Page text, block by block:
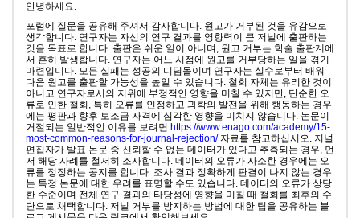
안녕하세요.
포럼에 질문을 공유해 주셔서 감사합니다. 원고가 거부된 것을 유감으로
생각합니다. 연구자는 자신의 연구 결과를 영향력이 큰 저널에 출판하는
것을 목표로 합니다. 출판은 쉬운 일이 아니며, 원고 거부는 학술 출판계에
서 흔히 발생합니다. 연구자는 어느 시점에 원고를 거부당하는 일을 겪기
마련입니다. 모든 실패는 성공의 디딤돌이며 연구자는 실수로부터 배워
다음 원고를 출판할 가능성을 높일 수 있습니다. 철회 자체는 유리한 것이
아니고 연구자로서의 지위에 부정적인 영향을 미칠 수 있지만, 단순한 오
류로 인한 철회, 특히 오류를 인정하고 과학의 발전을 위해 행동하는 경우
에는 평판과 향후 보조금 자격에 심각한 영향을 미치지 않습니다. 논문이
거절되는 일반적인 이유를 보려면 https://www.enago.com/academy/15-
most-common-reasons-for-journal-rejection/자료를 참고하십시오. 저널
편집자가 발표 논문 중 신뢰할 수 없는 데이터가 있다고 추측되는 경우, 먼
저 해당 사례를 철저히 조사합니다. 데이터의 오류가 사소한 경우에는 오
류를 정정하는 공지를 합니다. 조사 결과 정확하게 판결이 나지 않는 경우
는 특정 논문에 대한 우려를 표명할 수도 있습니다. 데이터의 오류가 상당
한 수준이며 전체 연구 결과의 타당성에 영향을 미칠 때 철회를 최후의 수
단으로 채택합니다. 저널 거부를 방지하는 방법에 대한 팁을 공유하는 블